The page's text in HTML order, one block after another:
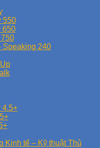
550
650
Speaking 240
4.5+
Kinh tế – Kỹ thuật Thủ